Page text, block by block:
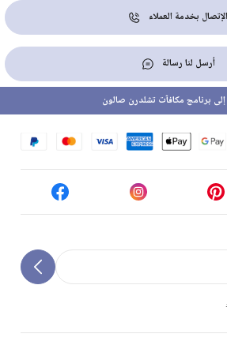
الإتصال بخدمة العملاء
أرسل لنا رسالة
إلى برنامج مكافآت تشلدرن صالون